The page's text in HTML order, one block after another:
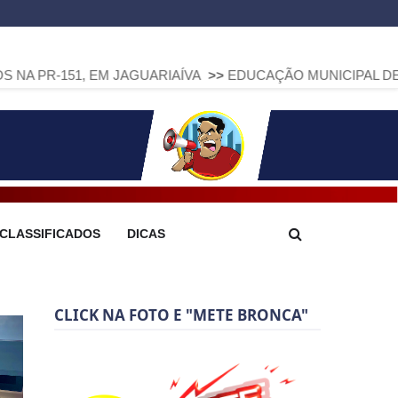
JAGUARIAÍVA >> EDUCAÇÃO MUNICIPAL DE ARAPOTI
CLASSIFICADOS DICAS
CLICK NA FOTO E "METE BRONCA"